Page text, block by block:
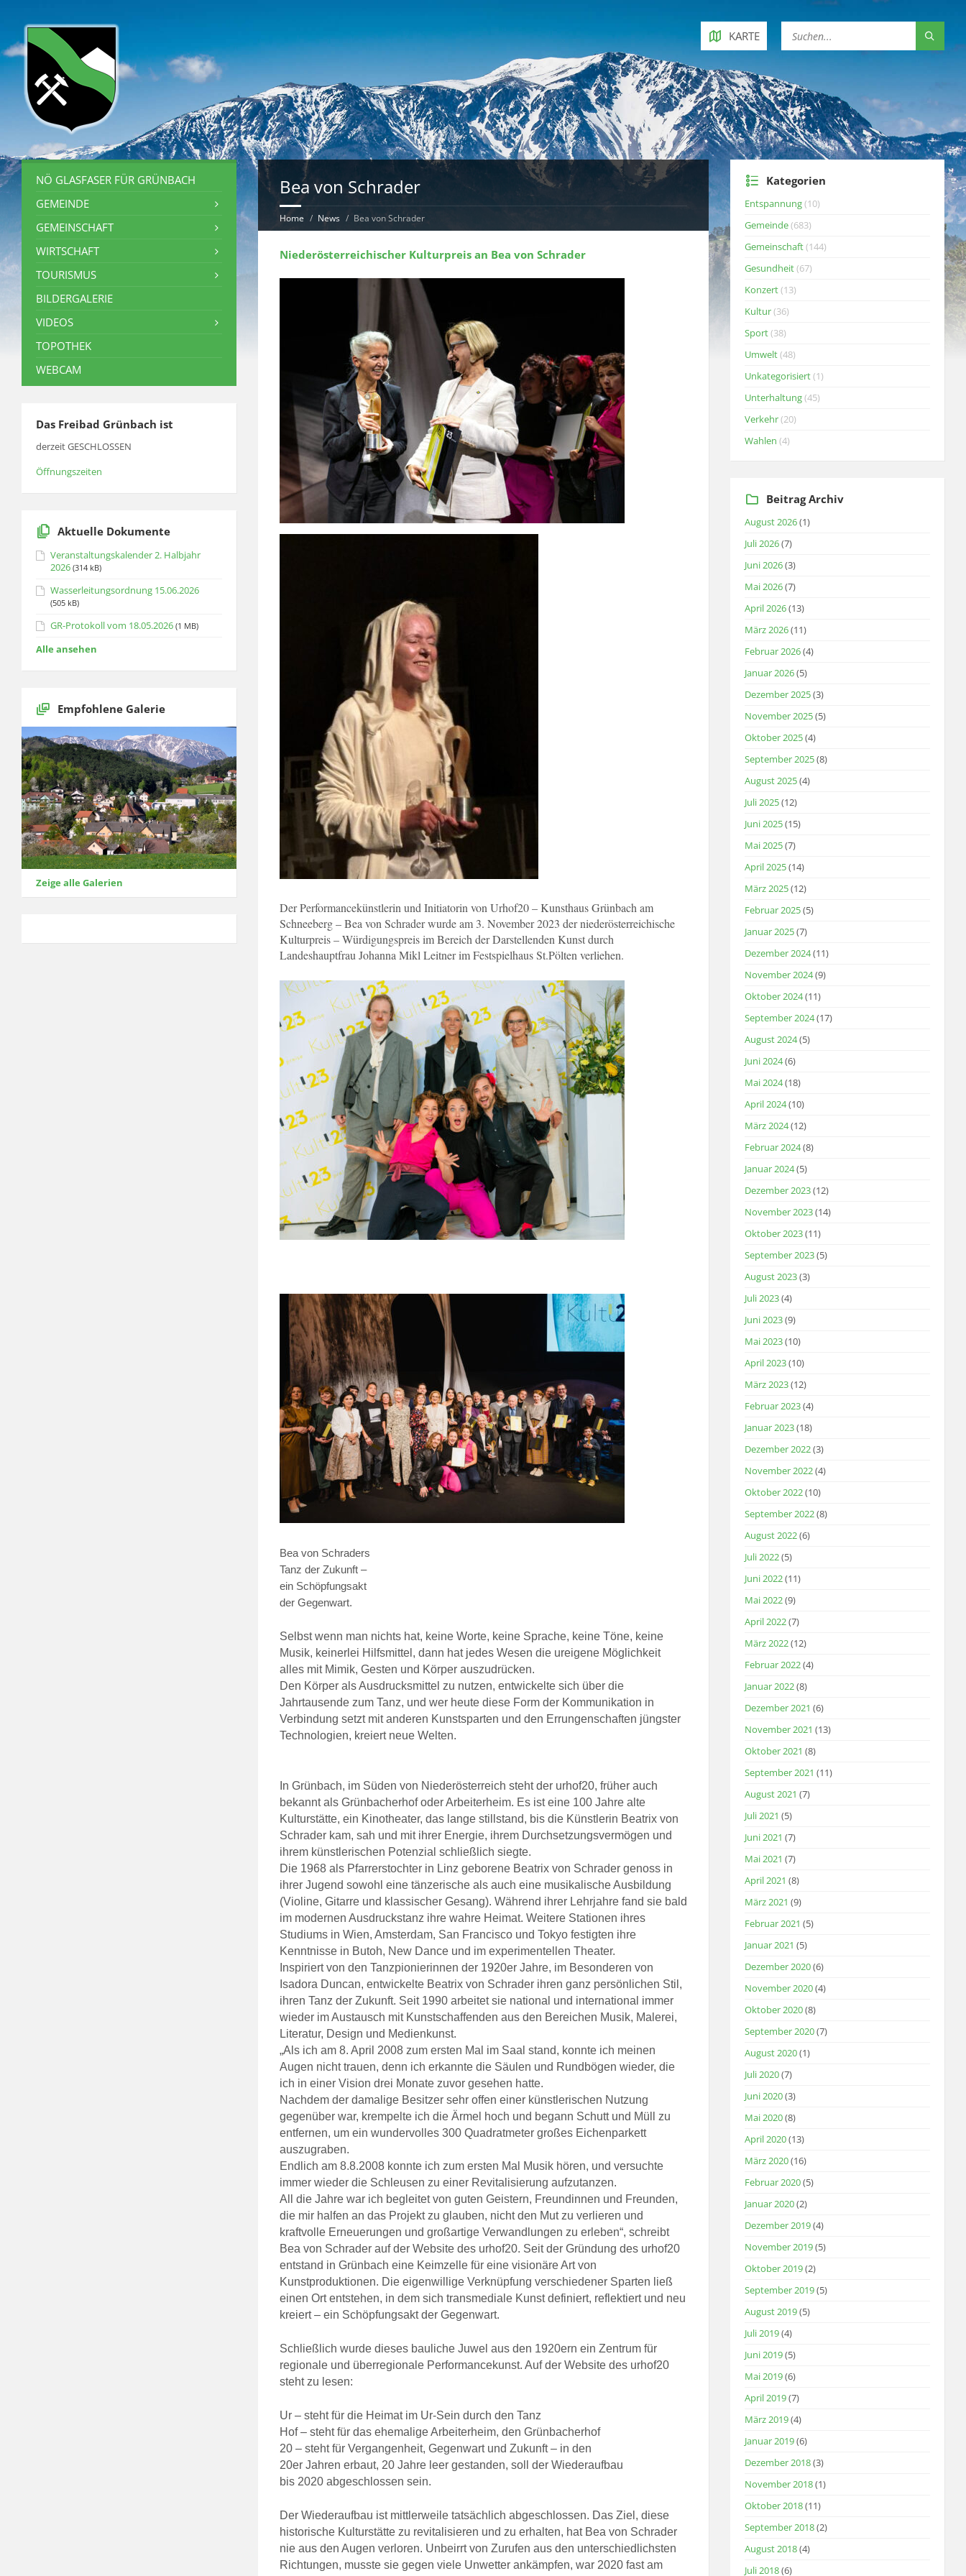
KARTE
Bea von Schrader
Home News Bea von Schrader
Niederösterreichischer Kulturpreis an Bea von Schrader
Der Performancekünstlerin und Initiatorin von Urhof20 – Kunsthaus Grünbach am
Schneeberg – Bea von Schrader wurde am 3. November 2023 der niederösterreichische
Kulturpreis – Würdigungspreis im Bereich der Darstellenden Kunst durch
Landeshauptfrau Johanna Mikl Leitner im Festspielhaus St.Pölten verliehen.
Bea von Schraders
Tanz der Zukunft –
ein Schöpfungsakt
der Gegenwart.
Selbst wenn man nichts hat, keine Worte, keine Sprache, keine Töne, keine
Musik, keinerlei Hilfsmittel, dann hat jedes Wesen die ureigene Möglichkeit
alles mit Mimik, Gesten und Körper auszudrücken.
Den Körper als Ausdrucksmittel zu nutzen, entwickelte sich über die
Jahrtausende zum Tanz, und wer heute diese Form der Kommunikation in
Verbindung setzt mit anderen Kunstsparten und den Errungenschaften jüngster
Technologien, kreiert neue Welten.
In Grünbach, im Süden von Niederösterreich steht der urhof20, früher auch
bekannt als Grünbacherhof oder Arbeiterheim. Es ist eine 100 Jahre alte
Kulturstätte, ein Kinotheater, das lange stillstand, bis die Künstlerin Beatrix von
Schrader kam, sah und mit ihrer Energie, ihrem Durchsetzungsvermögen und
ihrem künstlerischen Potenzial schließlich siegte.
Die 1968 als Pfarrerstochter in Linz geborene Beatrix von Schrader genoss in
ihrer Jugend sowohl eine tänzerische als auch eine musikalischeAusbildung
(Violine, Gitarre und klassischer Gesang). Während ihrer Lehrjahre fand sie bald
im modernen Ausdruckstanz ihre wahre Heimat. Weitere Stationen ihres
Studiums in Wien, Amsterdam, San Francisco und Tokyo festigten ihre
Kenntnisse in Butoh, New Dance und im experimentellen Theater.
Inspiriert von den Tanzpionierinnen der 1920er Jahre, im Besonderen von
Isadora Duncan, entwickelte Beatrix von Schrader ihren ganz persönlichen Stil,
ihren Tanz der Zukunft. Seit 1990 arbeitet sie national und international immer
wieder im Austausch mit Kunstschaffenden aus den Bereichen Musik, Malerei,
Literatur, Design und Medienkunst.
„Als ich am 8. April 2008 zum ersten Mal im Saal stand, konnte ich meinen
Augen nicht trauen, denn ich erkannte die Säulen und Rundbögen wieder, die
ich in einer Vision drei Monate zuvor gesehen hatte.
Nachdem der damalige Besitzer sehr offen einer künstlerischen Nutzung
gegenüber war, krempelte ich die Ärmel hoch und begann Schutt und Müll zu
entfernen, um ein wundervolles 300 Quadratmeter großes Eichenparkett
auszugraben.
Endlich am 8.8.2008 konnte ich zum ersten Mal Musik hören, und versuchte
immer wieder die Schleusen zu einer Revitalisierung aufzutanzen.
All die Jahre war ich begleitet von guten Geistern, Freundinnen und Freunden,
die mir halfen an das Projekt zu glauben, nicht den Mut zu verlieren und
kraftvolle Erneuerungen und großartige Verwandlungen zu erleben“, schreibt
Bea von Schrader auf der Website des urhof20. Seit der Gründung des urhof20
entstand in Grünbach eine Keimzelle für eine visionäre Art von
Kunstproduktionen. Die eigenwillige Verknüpfung verschiedener Sparten ließ
einen Ort entstehen, in dem sich transmediale Kunst definiert, reflektiert und neu
kreiert – ein Schöpfungsakt der Gegenwart.
Schließlich wurde dieses bauliche Juwel aus den 1920ern ein Zentrum für
regionale und überregionale Performancekunst. Auf der Website des urhof20
steht zu lesen:
Ur – steht für die Heimat im Ur-Sein durch den Tanz
Hof – steht für das ehemalige Arbeiterheim, den Grünbacherhof
20 – steht für Vergangenheit, Gegenwart und Zukunft – in den
20er Jahren erbaut, 20 Jahre leer gestanden, soll der Wiederaufbau
bis 2020 abgeschlossen sein.
Der Wiederaufbau ist mittlerweile tatsächlich abgeschlossen. Das Ziel, diese
historische Kulturstätte zu revitalisieren und zu erhalten, hat Bea von Schrader
nie aus den Augen verloren. Unbeirrtvon Zurufen aus den unterschiedlichsten
Richtungen, musste sie gegen viele Unwetter ankämpfen, war 2020 fast am
NÖ GLASFASER FÜR GRÜNBACH
GEMEINDE
GEMEINSCHAFT
WIRTSCHAFT
TOURISMUS
BILDERGALERIE
VIDEOS
TOPOTHEK
WEBCAM
Das Freibad Grünbach ist
derzeit GESCHLOSSEN
Öffnungszeiten
Aktuelle Dokumente
Veranstaltungskalender 2. Halbjahr
2026 (314 kB)
Wasserleitungsordnung 15.06.2026
(505 kB)
GR-Protokoll vom 18.05.2026 (1 MB)
Alle ansehen
Empfohlene Galerie
Zeige alle Galerien
Kategorien
Entspannung(10)
Gemeinde(683)
Gemeinschaft(144)
Gesundheit(67)
Konzert(13)
Kultur(36)
Sport(38)
Umwelt(48)
Unkategorisiert(1)
Unterhaltung(45)
Verkehr(20)
Wahlen (4)
Beitrag Archiv
August 2026(1)
Juli 2026(7)
Juni 2026(3)
Mai 2026(7)
April 2026(13)
März 2026(11)
Februar 2026(4)
Januar 2026(5)
Dezember 2025(3)
November 2025(5)
Oktober 2025(4)
September 2025(8)
August 2025(4)
Juli 2025(12)
Juni 2025(15)
Mai 2025(7)
April 2025(14)
März 2025(12)
Februar 2025(5)
Januar 2025(7)
Dezember 2024(11)
November 2024(9)
Oktober 2024(11)
September 2024(17)
August 2024(5)
Juni 2024(6)
Mai 2024(18)
April 2024(10)
März 2024(12)
Februar 2024(8)
Januar 2024(5)
Dezember 2023(12)
November 2023(14)
Oktober 2023(11)
September 2023(5)
August 2023(3)
Juli 2023(4)
Juni 2023(9)
Mai 2023(10)
April 2023(10)
März 2023(12)
Februar 2023(4)
Januar 2023(18)
Dezember 2022(3)
November 2022(4)
Oktober 2022(10)
September 2022(8)
August 2022(6)
Juli 2022(5)
Juni 2022(11)
Mai 2022(9)
April 2022(7)
März 2022(12)
Februar 2022(4)
Januar 2022(8)
Dezember 2021 (6)
November 2021 (13)
Oktober 2021 (8)
September 2021 (11)
August 2021 (7)
Juli 2021 (5)
Juni 2021 (7)
Mai 2021 (7)
April 2021 (8)
März 2021 (9)
Februar 2021 (5)
Januar 2021 (5)
Dezember 2020(6)
November 2020(4)
Oktober 2020(8)
September 2020(7)
August 2020(1)
Juli 2020(7)
Juni 2020(3)
Mai 2020(8)
April 2020(13)
März 2020(16)
Februar 2020(5)
Januar 2020(2)
Dezember 2019(4)
November 2019(5)
Oktober 2019(2)
September 2019(5)
August 2019(5)
Juli 2019(4)
Juni 2019(5)
Mai 2019(6)
April 2019(7)
März 2019(4)
Januar 2019(6)
Dezember 2018(3)
November 2018(1)
Oktober 2018(11)
September 2018(2)
August 2018(4)
Juli 2018(6)